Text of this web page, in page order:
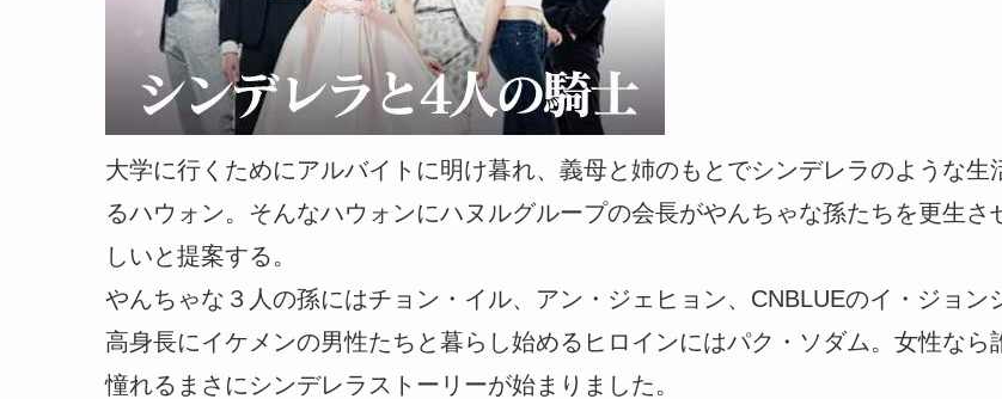
大学に行くためにアルバイトに明け暮れ、義母と姉のもとでシンデレラのような生
るハウォン。そんなハウォンにハヌルグループの会長がやんちゃな孫たちを更生さ
しいと提案する。
やんちゃな３人の孫にはチョン・イル、アン・ジェヒョン、CNBLUEのイ・ジョン
高身長にイケメンの男性たちと暮らし始めるヒロインにはパク・ソダム。女性なら
憧れるまさにシンデレラストーリーが始まりました。